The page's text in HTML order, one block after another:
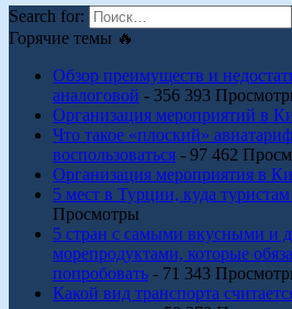
Search for:
Горячие темы 🔥
Обзор преимуществ и
аналоговой - 356 393
Организация мероприятий в
Что такое «плоский»
воспользоваться - 97 462
Организация мероприятия в
5 мест в Турции, куда туристам
Просмотры
5 стран с самыми вкусными и
морепродуктами, которые
попробовать - 71 343
Какой вид транспорта